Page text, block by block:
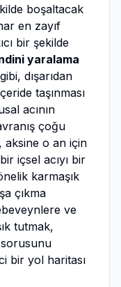
boşaltacak
en zayıf
bir şekilde
yaralama
dışarıdan
taşınması
acının
çoğu
aksine o an için
içsel acıyı bir
karmaşık
çıkma
ve
tutmak,
sorusunu
bir yol haritası